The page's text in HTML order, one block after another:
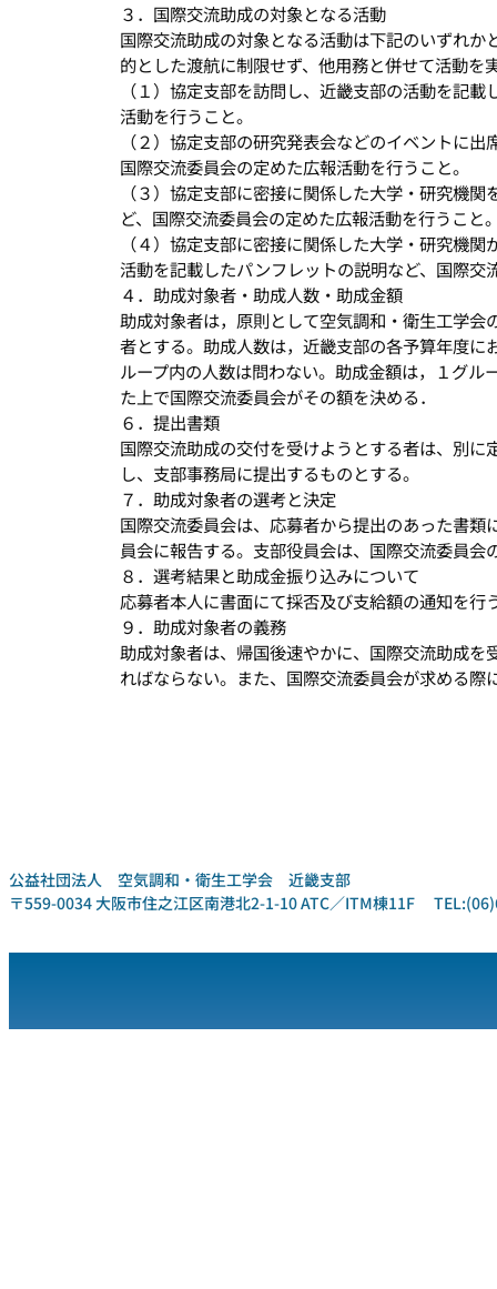
３．国際交流助成の対象となる活動
国際交流助成の対象となる活動は下記のいずれ
的とした渡航に制限せず、他用務と併せて活動を
（１）協定支部を訪問し、近畿支部の活動を記
活動を行うこと。
（２）協定支部の研究発表会などのイベントに
国際交流委員会の定めた広報活動を行うこと。
（３）協定支部に密接に関係した大学・研究機
ど、国際交流委員会の定めた広報活動を行うこと
（４）協定支部に密接に関係した大学・研究機
活動を記載したパンフレットの説明など、国際
４．助成対象者・助成人数・助成金額
助成対象者は，原則として空気調和・衛生工学
者とする。助成人数は，近畿支部の各予算年度
ループ内の人数は問わない。助成金額は，１グ
た上で国際交流委員会がその額を決める．
６．提出書類
国際交流助成の交付を受けようとする者は、別
し、支部事務局に提出するものとする。
７．助成対象者の選考と決定
国際交流委員会は、応募者から提出のあった書
員会に報告する。支部役員会は、国際交流委員
８．選考結果と助成金振り込みについて
応募者本人に書面にて採否及び支給額の通知を
９．助成対象者の義務
助成対象者は、帰国後速やかに、国際交流助成
ればならない。また、国際交流委員会が求める
公益社団法人 空気調和・衛生工学会 近畿支部
〒559-0034 大阪市住之江区南港北2-1-10 ATC／ITM棟11F